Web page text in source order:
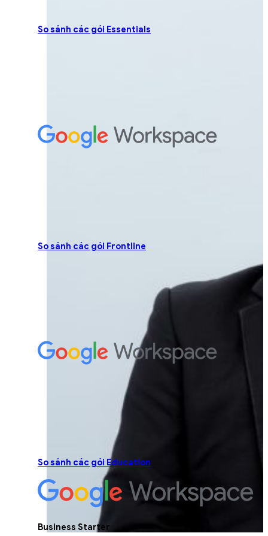
So sánh các gói Essentials
So sánh các gói Frontline
So sánh các gói Education
Business Starter